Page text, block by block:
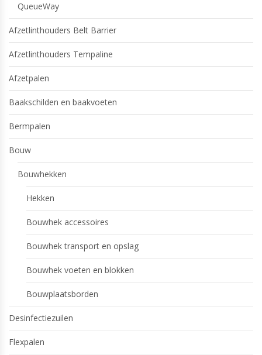
QueueWay
Afzetlinthouders Belt Barrier
Afzetlinthouders Tempaline
Afzetpalen
Baakschilden en baakvoeten
Bermpalen
Bouw
Bouwhekken
Hekken
Bouwhek accessoires
Bouwhek transport en opslag
Bouwhek voeten en blokken
Bouwplaatsborden
Desinfectiezuilen
Flexpalen